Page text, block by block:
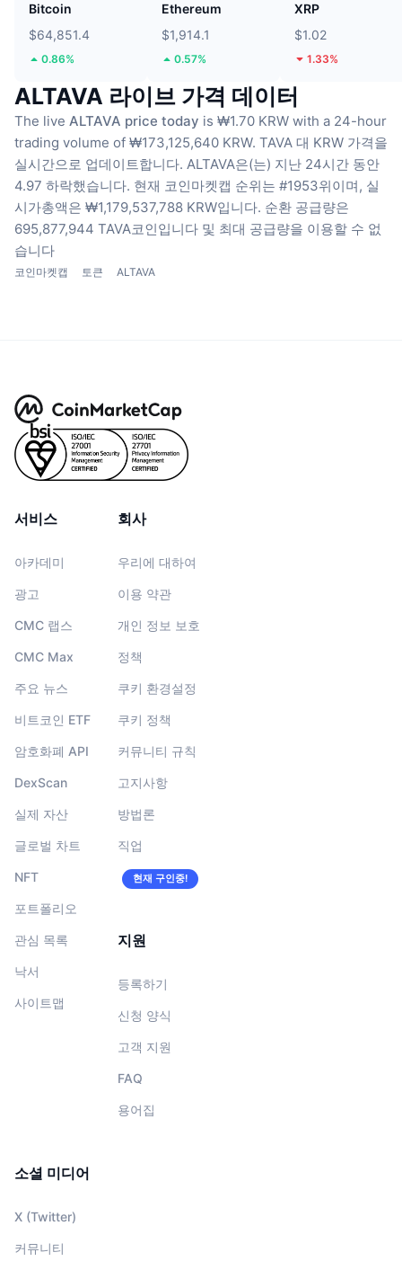
Bitcoin
$64,851.4
0.86%
Ethereum
$1,914.1
0.57%
XRP
$1.02
1.33%
ALTAVA 라이브 가격 데이터
The live ALTAVA price today is ₩1.70 KRW with a 24-hour
trading volume of ₩173,125,640 KRW. TAVA 대 KRW 가격을
실시간으로 업데이트합니다. ALTAVA은(는) 지난 24시간 동안
4.97 하락했습니다. 현재 코인마켓캡 순위는 #1953위이며, 실
시가총액은 ₩1,179,537,788 KRW입니다. 순환 공급량은
695,877,944 TAVA코인입니다 및 최대 공급량을 이용할 수 없
습니다
코인마켓캡 토큰 ALTAVA
서비스
아카데미
광고
CMC 랩스
CMC Max
주요 뉴스
비트코인 ETF
암호화폐 API
DexScan
실제 자산
글로벌 차트
NFT
포트폴리오
관심 목록
낙서
사이트맵
회사
우리에 대하여
이용 약관
개인 정보 보호
정책
쿠키 환경설정
쿠키 정책
커뮤니티 규칙
고지사항
방법론
직업
현재 구인중!
지원
등록하기
신청 양식
고객 지원
FAQ
용어집
소셜 미디어
X (Twitter)
커뮤니티